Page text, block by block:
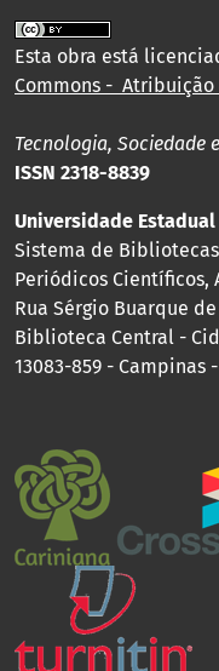
Esta obra está
Commons -
Tecnologia, Sociedade
ISSN 2318-8839
Universidade
Sistema de
Periódicos Científicos,
Rua Sérgio Buarque
Biblioteca Central -
13083-859 - Campinas